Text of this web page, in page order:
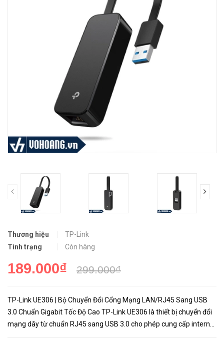
prev
Thương hiệu
TP-Link
Tình trạng
Còn hàng
189.000₫ 299.000₫
TP-Link UE306 | Bộ Chuyển Đổi Cổng Mạng LAN/RJ45 Sang USB
3.0 Chuẩn Gigabit Tốc Độ Cao TP-Link UE306 là thiết bị chuyển đổi
mạng dây từ chuẩn RJ45 sang USB 3.0 cho phép cung cấp internet